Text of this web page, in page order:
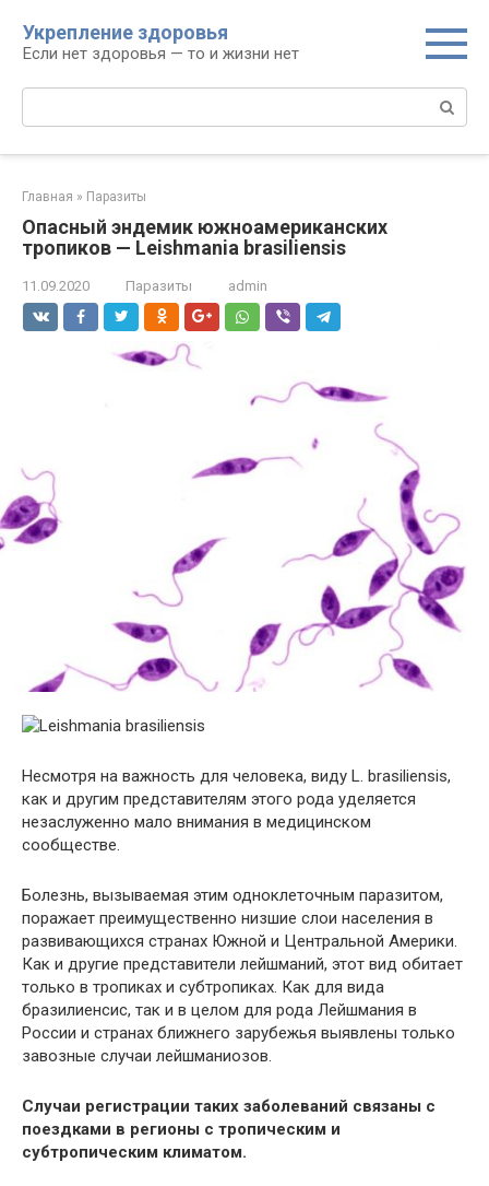
контенту
Укрепление здоровья
Если нет здоровья — то и жизни нет
Поиск:
Главная » Паразиты
Опасный эндемик южноамериканских
тропиков — Leishmania brasiliensis
11.09.2020 Паразиты admin
Несмотря на важность для человека, виду L. brasiliensis,
как и другим представителям этого рода уделяется
незаслуженно мало внимания в медицинском
сообществе.
Болезнь, вызываемая этим одноклеточным паразитом,
поражает преимущественно низшие слои населения в
развивающихся странах Южной и Центральной Америки.
Как и другие представители лейшманий, этот вид обитает
только в тропиках и субтропиках. Как для вида
бразилиенсис, так и в целом для рода Лейшмания в
России и странах ближнего зарубежья выявлены только
завозные случаи лейшманиозов.
Случаи регистрации таких заболеваний связаны с
поездками в регионы с тропическим и
субтропическим климатом.